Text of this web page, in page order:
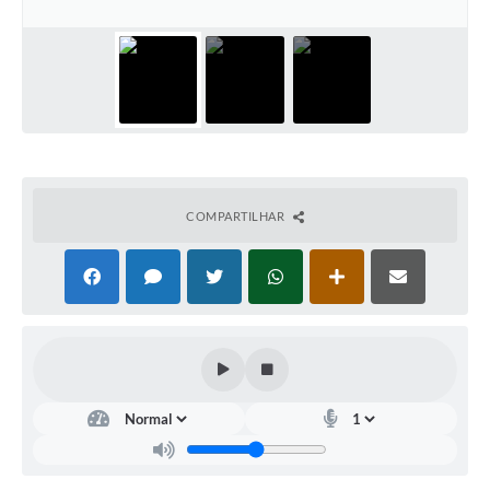
COMPARTILHAR